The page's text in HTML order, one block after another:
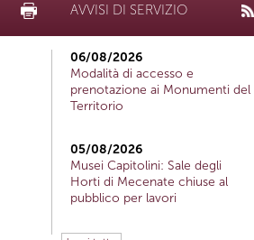
AVVISI DI SERVIZIO
06/08/2026
Modalità di accesso e
prenotazione ai Monumenti del
Territorio
05/08/2026
Musei Capitolini: Sale degli
Horti di Mecenate chiuse al
pubblico per lavori